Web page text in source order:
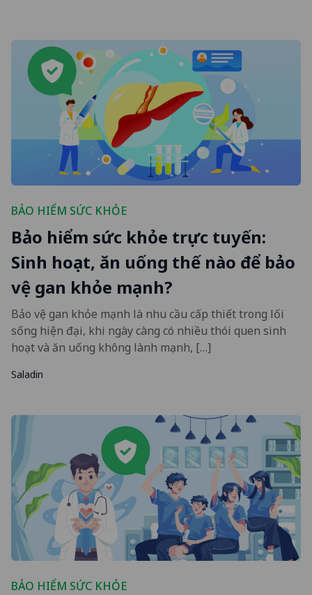
BẢO HIỂM SỨC KHỎE
Bảo hiểm sức khỏe trực tuyến:
Sinh hoạt, ăn uống thế nào để bảo
vệ gan khỏe mạnh?
Bảo vệ gan khỏe mạnh là nhu cầu cấp thiết trong lối
sống hiện đại, khi ngày càng có nhiều thói quen sinh
hoạt và ăn uống không lành mạnh, […]
Saladin
BẢO HIỂM SỨC KHỎE